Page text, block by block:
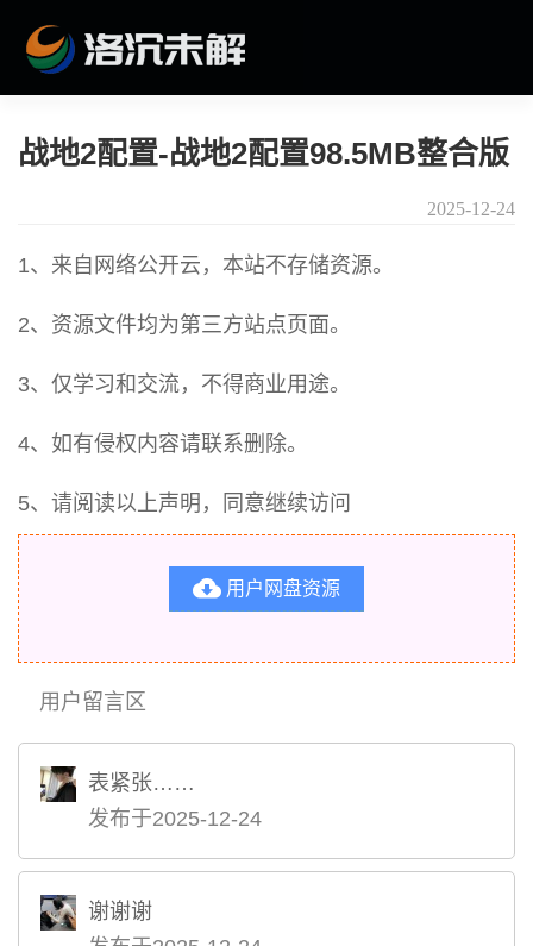
战地2配置-战地2配置98.5MB整合版
2025-12-24
1、来自网络公开云，本站不存储资源。
2、资源文件均为第三方站点页面。
3、仅学习和交流，不得商业用途。
4、如有侵权内容请联系删除。
5、请阅读以上声明，同意继续访问
 用户网盘资源
用户留言区
表紧张……
发布于2025-12-24
谢谢谢